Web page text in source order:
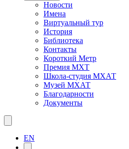
Новости
Имена
Виртуальный тур
История
Библиотека
Контакты
Короткий Метр
Премия МХТ
Школа-студия МХАТ
Музей МХАТ
Благодарности
Документы
EN